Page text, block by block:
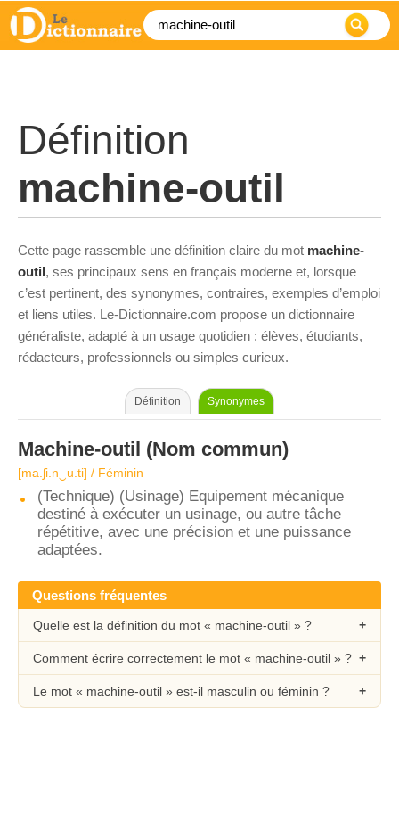
Définition
machine-outil
Cette page rassemble une définition claire du mot machine-
outil, ses principaux sens en français moderne et, lorsque
c’est pertinent, des synonymes, contraires, exemples d’emploi
et liens utiles. Le-Dictionnaire.com propose un dictionnaire
généraliste, adapté à un usage quotidien : élèves, étudiants,
rédacteurs, professionnels ou simples curieux.
Définition Synonymes
Machine-outil (Nom commun)
[ma.ʃi.n‿u.ti] / Féminin
(Technique) (Usinage) Equipement mécanique
destiné à exécuter un usinage, ou autre tâche
répétitive, avec une précision et une puissance
adaptées.
Questions fréquentes
Quelle est la définition du mot « machine-outil » ?
Comment écrire correctement le mot « machine-outil » ?
Le mot « machine-outil » est-il masculin ou féminin ?